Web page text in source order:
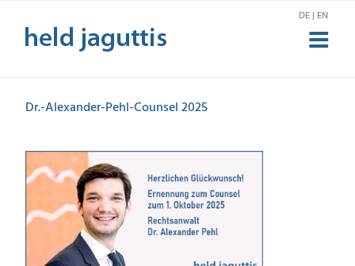
Inhalt
springen
DE | EN
Dr.-Alexander-Pehl-Counsel 2025